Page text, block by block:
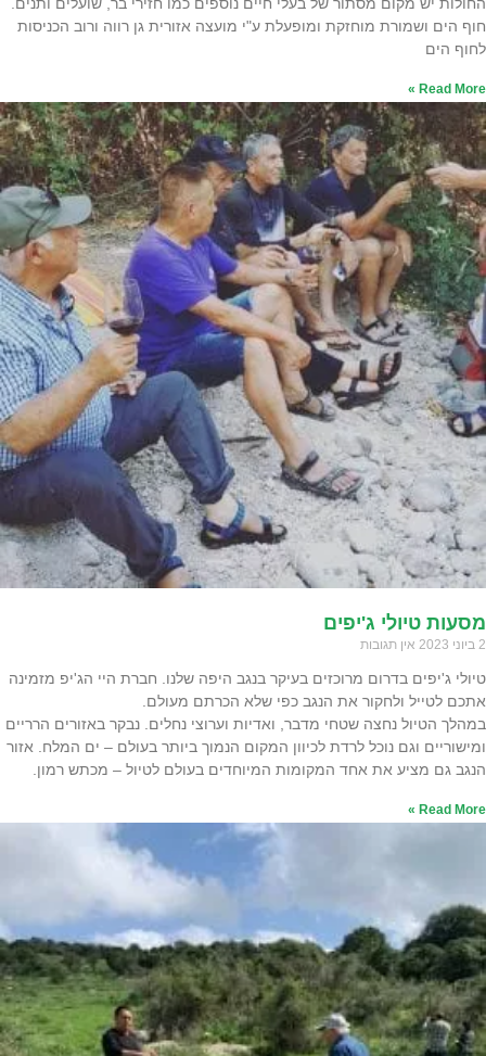
החולות יש מקום מסתור של בעלי חיים נוספים כמו חזירי בר, שועלים ותנים.
חוף הים ושמורת מוחזקת ומופעלת ע"י מועצה אזורית גן רווה ורוב הכניסות
לחוף הים
Read More »
מסעות טיולי ג'יפים
2 ביוני 2023 אין תגובות
טיולי ג'יפים בדרום מרוכזים בעיקר בנגב היפה שלנו. חברת היי הג'יפ מזמינה
אתכם לטייל ולחקור את הנגב כפי שלא הכרתם מעולם.
במהלך הטיול נחצה שטחי מדבר, ואדיות וערוצי נחלים. נבקר באזורים הרריים
ומישוריים וגם נוכל לרדת לכיוון המקום הנמוך ביותר בעולם – ים המלח. אזור
הנגב גם מציע את אחד המקומות המיוחדים בעולם לטיול – מכתש רמון.
Read More »